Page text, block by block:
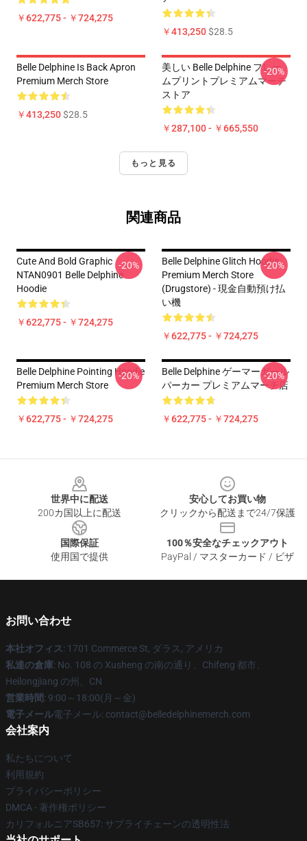
￥622,775 - ￥724,275
￥413,250$28.5
Belle Delphine Is Back Apron
Premium Merch Store
￥413,250$28.5
美しい Belle Delphine フレー
ムプリントプレミアムマーチ
ストア
￥287,100 - ￥665,550
-20%
もっと見る
関連商品
Cute And Bold Graphic
NTAN0901 Belle Delphine
Hoodie
￥622,775 - ￥724,275
-20%
Belle Delphine Glitch Hoodie
Premium Merch Store
(Drugstore) - 現金自動預け払
い機
￥622,775 - ￥724,275
-20%
Belle Delphine Pointing Hoodie
Premium Merch Store
￥622,775 - ￥724,275
-20%
Belle Delphine ゲーマーガール
パーカー プレミアムマーチ店
￥622,775 - ￥724,275
-20%
世界中に配送
200カ国以上に配送
安心してお買い物
クリックから配送まで24/7保護
国際保証
使用国で提供
100％安全なチェックアウト
PayPal / マスターカード / ビザ
お問い合わせ
本社オフィス: 1701 Commerce St, ダラス, アメリカ
私達の倉庫: No. 108 の Xusheng の南の通り、Chifeng 都市、
Heilongjiang の州、CN
営業時間: 9:00～18:00(月～金)
電子メール電子メール: contact@belledelphinemerch.com
会社案内
私たちについて
利用規約
プライバシーポリシー
DMCA - 著作権ポリシー
カリフォルニアSB657: サプライチェーンの透明性法